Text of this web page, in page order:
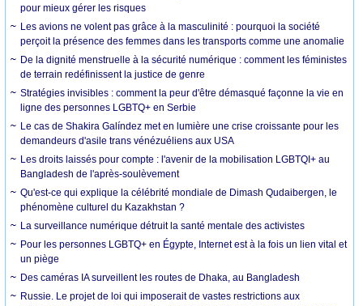
pour mieux gérer les risques
Les avions ne volent pas grâce à la masculinité : pourquoi la société
perçoit la présence des femmes dans les transports comme une anomalie
De la dignité menstruelle à la sécurité numérique : comment les féministes
de terrain redéfinissent la justice de genre
Stratégies invisibles : comment la peur d'être démasqué façonne la vie en
ligne des personnes LGBTQ+ en Serbie
Le cas de Shakira Galíndez met en lumière une crise croissante pour les
demandeurs d'asile trans vénézuéliens aux USA
Les droits laissés pour compte : l'avenir de la mobilisation LGBTQI+ au
Bangladesh de l'après-soulèvement
Qu'est-ce qui explique la célébrité mondiale de Dimash Qudaibergen, le
phénomène culturel du Kazakhstan ?
La surveillance numérique détruit la santé mentale des activistes
Pour les personnes LGBTQ+ en Égypte, Internet est à la fois un lien vital et
un piège
Des caméras IA surveillent les routes de Dhaka, au Bangladesh
Russie. Le projet de loi qui imposerait de vastes restrictions aux